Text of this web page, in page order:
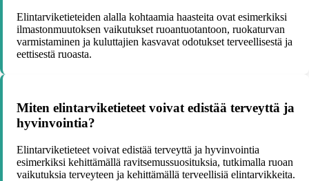
Elintarviketieteiden alalla kohtaamia haasteita ovat esimerkiksi
ilmastonmuutoksen vaikutukset ruoantuotantoon, ruokaturvan
varmistaminen ja kuluttajien kasvavat odotukset terveellisestä ja
eettisestä ruoasta.
Miten elintarviketieteet voivat edistää terveyttä ja
hyvinvointia?
Elintarviketieteet voivat edistää terveyttä ja hyvinvointia
esimerkiksi kehittämällä ravitsemussuosituksia, tutkimalla ruoan
vaikutuksia terveyteen ja kehittämällä terveellisiä elintarvikkeita.